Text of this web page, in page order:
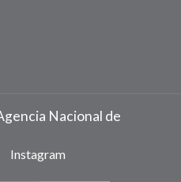
Nacional de
Instagram